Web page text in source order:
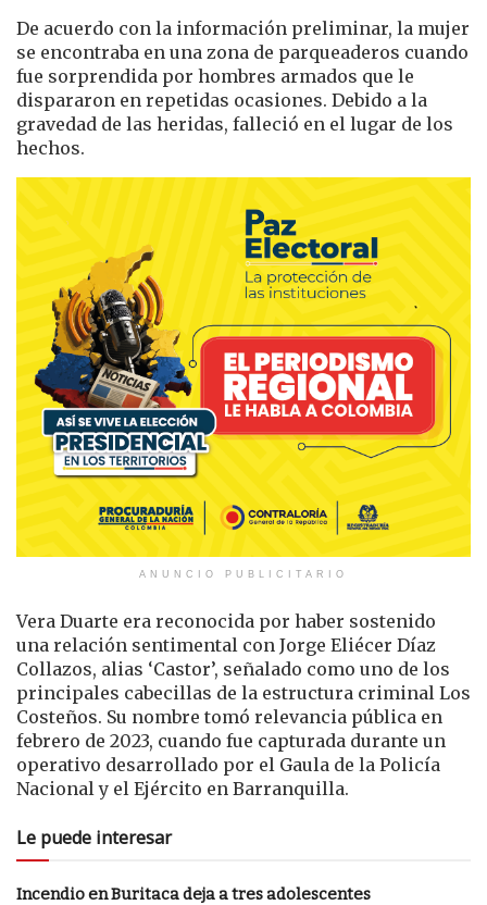
De acuerdo con la información preliminar, la mujer
se encontraba en una zona de parqueaderos cuando
fue sorprendida por hombres armados que le
dispararon en repetidas ocasiones. Debido a la
gravedad de las heridas, falleció en el lugar de los
hechos.
ANUNCIO PUBLICITARIO
Vera Duarte era reconocida por haber sostenido
una relación sentimental con Jorge Eliécer Díaz
Collazos, alias ‘Castor’, señalado como uno de los
principales cabecillas de la estructura criminal Los
Costeños. Su nombre tomó relevancia pública en
febrero de 2023, cuando fue capturada durante un
operativo desarrollado por el Gaula de la Policía
Nacional y el Ejército en Barranquilla.
Le puede interesar
Incendio en Buritaca deja a tres adolescentes